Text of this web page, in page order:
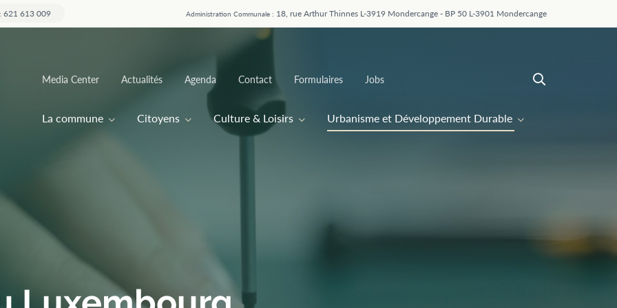
621 613 009 Administration Communale : 18, rue Arthur Thinnes L-3919 Mondercange - BP 50 L-3901 Mondercange
Main
navigation
La commune Citoyens Culture & Loisirs Urbanisme et Développement Durable
Top
Media Center Actualités Agenda Contact Formulaires Jobs